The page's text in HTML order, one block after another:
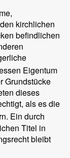
kirchlichen
befindlichen
Eigentum
Grundstücke
dieses
als es die
Ein durch
Titel in
bleibt